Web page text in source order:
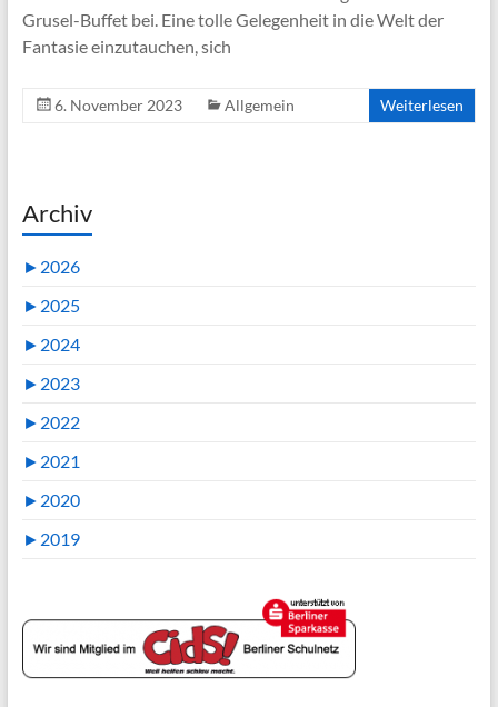
Grusel-Buffet bei. Eine tolle Gelegenheit in die Welt der
Fantasie einzutauchen, sich
6. November 2023 Allgemein Weiterlesen
Archiv
► 2026
► 2025
► 2024
► 2023
► 2022
► 2021
► 2020
► 2019